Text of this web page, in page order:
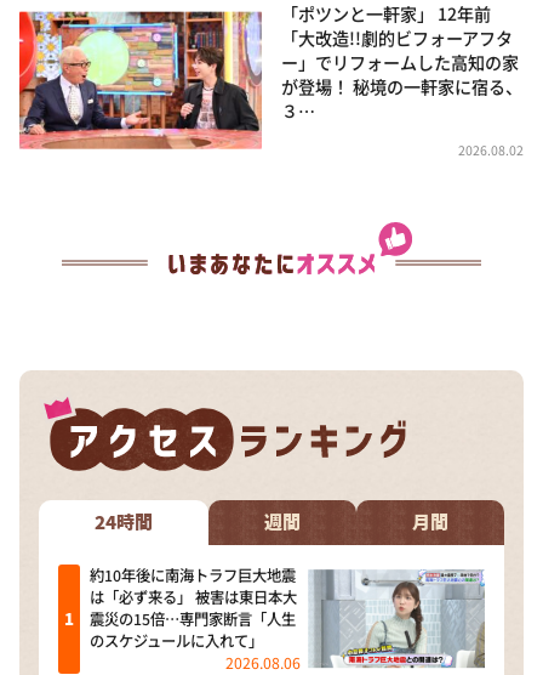
「ポツンと一軒家」 12年前
「大改造!!劇的ビフォーアフタ
ー」でリフォームした高知の家
が登場！ 秘境の一軒家に宿る、
３…
2026.08.02
24時間 週間 月間
約10年後に南海トラフ巨大地震
は「必ず来る」 被害は東日本大
震災の15倍…専門家断言「人生
のスケジュールに入れて」
2026.08.06